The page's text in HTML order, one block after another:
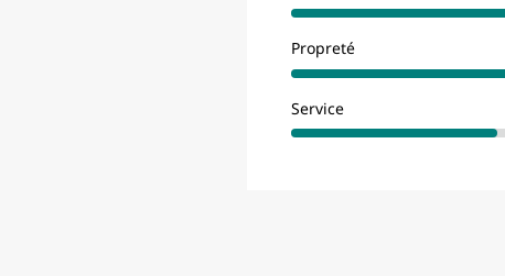
Propreté
Service